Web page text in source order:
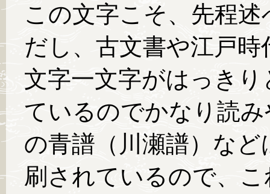
この文字こそ、先程
だし、古文書や江戸
文字一文字がはっき
ているのでかなり読
の青譜（川瀬譜）な
刷されているので、